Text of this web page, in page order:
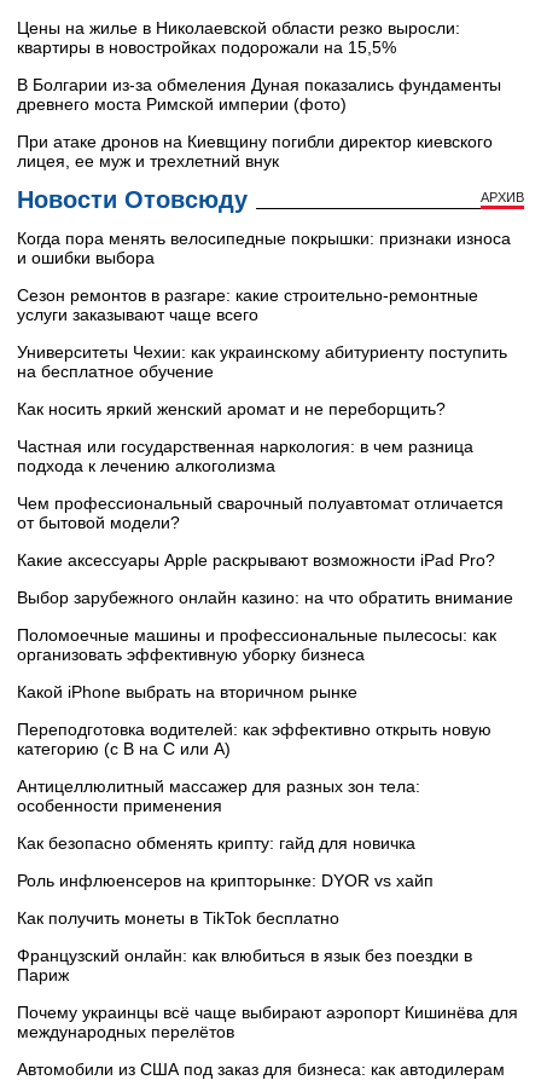
Цены на жилье в Николаевской области резко выросли:
квартиры в новостройках подорожали на 15,5%
В Болгарии из-за обмеления Дуная показались фундаменты
древнего моста Римской империи (фото)
При атаке дронов на Киевщину погибли директор киевского
лицея, ее муж и трехлетний внук
Новости Отовсюду АРХИВ
Когда пора менять велосипедные покрышки: признаки износа
и ошибки выбора
Сезон ремонтов в разгаре: какие строительно-ремонтные
услуги заказывают чаще всего
Университеты Чехии: как украинскому абитуриенту поступить
на бесплатное обучение
Как носить яркий женский аромат и не переборщить?
Частная или государственная наркология: в чем разница
подхода к лечению алкоголизма
Чем профессиональный сварочный полуавтомат отличается
от бытовой модели?
Какие аксессуары Apple раскрывают возможности iPad Pro?
Выбор зарубежного онлайн казино: на что обратить внимание
Поломоечные машины и профессиональные пылесосы: как
организовать эффективную уборку бизнеса
Какой iPhone выбрать на вторичном рынке
Переподготовка водителей: как эффективно открыть новую
категорию (с B на C или А)
Антицеллюлитный массажер для разных зон тела:
особенности применения
Как безопасно обменять крипту: гайд для новичка
Роль инфлюенсеров на крипторынке: DYOR vs хайп
Как получить монеты в TikTok бесплатно
Французский онлайн: как влюбиться в язык без поездки в
Париж
Почему украинцы всё чаще выбирают аэропорт Кишинёва для
международных перелётов
Автомобили из США под заказ для бизнеса: как автодилерам